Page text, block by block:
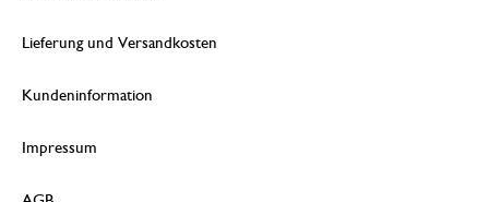
Lieferung und Versandkosten
Kundeninformation
Impressum